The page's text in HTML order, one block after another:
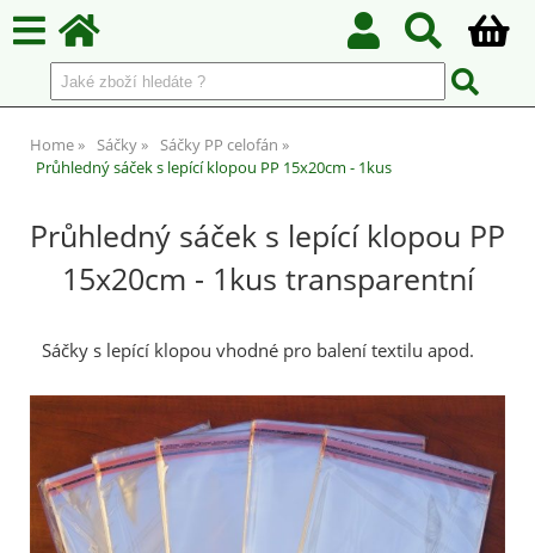
Home Sáčky
Sáčky PP celofán
Průhledný sáček s lepící klopou PP 15x20cm - 1kus
Průhledný sáček s lepící klopou PP
15x20cm - 1kus transparentní
Sáčky s lepící klopou vhodné pro balení textilu apod.